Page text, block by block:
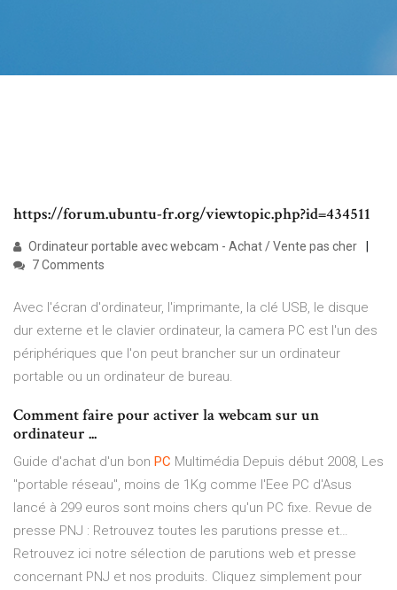
https://forum.ubuntu-fr.org/viewtopic.php?id=434511
Ordinateur portable avec webcam - Achat / Vente pas cher
7 Comments
Avec l'écran d'ordinateur, l'imprimante, la clé USB, le disque
dur externe et le clavier ordinateur, la camera PC est l'un des
périphériques que l'on peut brancher sur un ordinateur
portable ou un ordinateur de bureau.
Comment faire pour activer la webcam sur un
ordinateur ...
Guide d'achat d'un bon PC Multimédia Depuis début 2008, Les
"portable réseau", moins de 1Kg comme l'Eee PC d'Asus
lancé à 299 euros sont moins chers qu'un PC fixe. Revue de
presse PNJ : Retrouvez toutes les parutions presse et…
Retrouvez ici notre sélection de parutions web et presse
concernant PNJ et nos produits. Cliquez simplement pour